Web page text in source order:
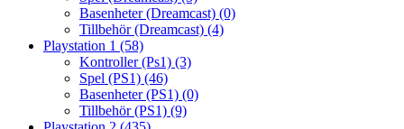
Basenheter (Dreamcast) (0)
Tillbehör (Dreamcast) (4)
Playstation 1 (58)
Kontroller (Ps1) (3)
Spel (PS1) (46)
Basenheter (PS1) (0)
Tillbehör (PS1) (9)